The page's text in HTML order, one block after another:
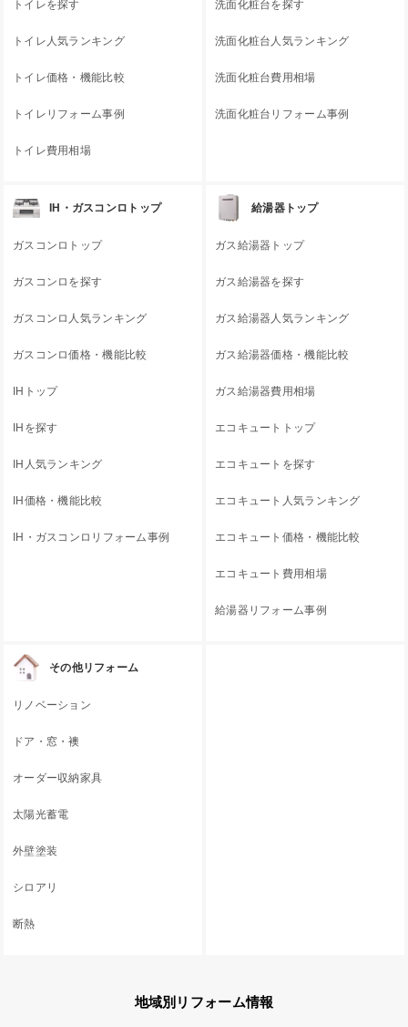
トイレを探す
トイレ人気ランキング
トイレ価格・機能比較
トイレリフォーム事例
トイレ費用相場
洗面化粧台を探す
洗面化粧台人気ランキング
洗面化粧台費用相場
洗面化粧台リフォーム事例
IH・ガスコンロトップ
ガスコンロトップ
ガスコンロを探す
ガスコンロ人気ランキング
ガスコンロ価格・機能比較
IHトップ
IHを探す
IH人気ランキング
IH価格・機能比較
IH・ガスコンロリフォーム事例
給湯器トップ
ガス給湯器トップ
ガス給湯器を探す
ガス給湯器人気ランキング
ガス給湯器価格・機能比較
ガス給湯器費用相場
エコキュートトップ
エコキュートを探す
エコキュート人気ランキング
エコキュート価格・機能比較
エコキュート費用相場
給湯器リフォーム事例
その他リフォーム
リノベーション
ドア・窓・襖
オーダー収納家具
太陽光蓄電
外壁塗装
シロアリ
断熱
地域別リフォーム情報